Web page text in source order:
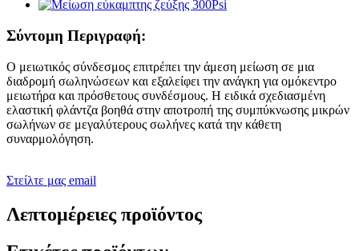
Σύντομη Περιγραφή:
Ο μειωτικός σύνδεσμος επιτρέπει την άμεση μείωση σε μια
διαδρομή σωληνώσεων και εξαλείφει την ανάγκη για ομόκεντρο
μειωτήρα και πρόσθετους συνδέσμους. Η ειδικά σχεδιασμένη
ελαστική φλάντζα βοηθά στην αποτροπή της συμπύκνωσης μικρών
σωλήνων σε μεγαλύτερους σωλήνες κατά την κάθετη
συναρμολόγηση.
Στείλτε μας email
Λεπτομέρειες προϊόντος